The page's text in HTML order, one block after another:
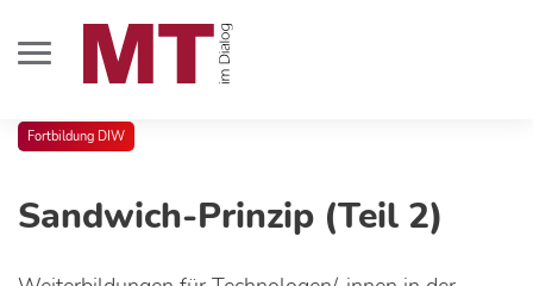
Fortbildung DIW
Sandwich-Prinzip (Teil 2)